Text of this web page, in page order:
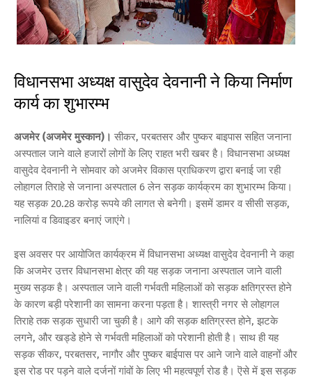
विधानसभा अध्यक्ष वासुदेव देवनानी ने किया निर्माण
कार्य का शुभारम्भ
अजमेर (अजमेर मुस्कान)। सीकर, परबतसर और पुष्कर बाइपास सहित जनाना
अस्पताल जाने वाले हजारों लोगों के लिए राहत भरी खबर है। विधानसभा अध्यक्ष
वासुदेव देवनानी ने सोमवार को अजमेर विकास प्राधिकरण द्वारा बनाई जा रही
लोहागल तिराहे से जनाना अस्पताल 6 लेन सड़क कार्यक्रम का शुभारम्भ किया।
यह सड़क 20.28 करोड़ रूपये की लागत से बनेगी। इसमें डामर व सीसी सड़क,
नालियां व डिवाइडर बनाएं जाएंगे।
इस अवसर पर आयोजित कार्यक्रम में विधानसभा अध्यक्ष वासुदेव देवनानी ने कहा
कि अजमेर उत्तर विधानसभा क्षेत्र की यह सड़क जनाना अस्पताल जाने वाली
मुख्य सड़क है। अस्पताल जाने वाली गर्भवती महिलाओं को सड़क क्षतिग्रस्त होने
के कारण बड़ी परेशानी का सामना करना पड़ता है। शास्त्री नगर से लोहागल
तिराहे तक सड़क सुधारी जा चुकी है। आगे की सड़क क्षतिग्रस्त होने, झटके
लगने, और खड्डे होने से गर्भवती महिलाओं को परेशानी होती है। साथ ही यह
सड़क सीकर, परबतसर, नागौर और पुष्कर बाईपास पर आने जाने वाले वाहनों और
इस रोड पर पड़ने वाले दर्जनों गांवों के लिए भी महत्वपूर्ण रोड है। ऎसे में इस सड़क